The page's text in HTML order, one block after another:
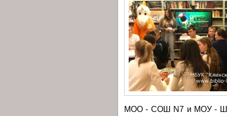
МОО - СОШ N7 и МОУ -